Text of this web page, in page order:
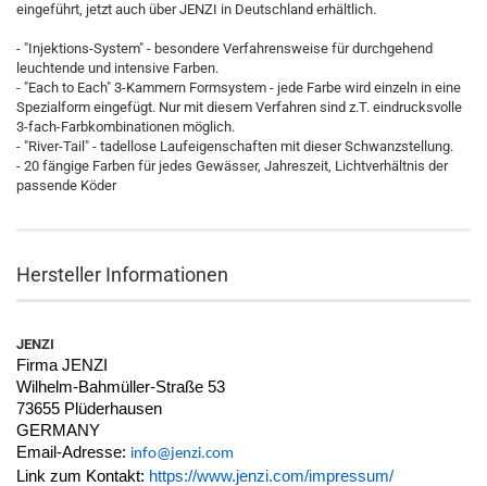
eingeführt, jetzt auch über JENZI in Deutschland erhältlich.
- "Injektions-System" - besondere Verfahrensweise für durchgehend
leuchtende und intensive Farben.
- "Each to Each" 3-Kammern Formsystem - jede Farbe wird einzeln in eine
Spezialform eingefügt. Nur mit diesem Verfahren sind z.T. eindrucksvolle
3-fach-Farbkombinationen möglich.
- "River-Tail" - tadellose Laufeigenschaften mit dieser Schwanzstellung.
- 20 fängige Farben für jedes Gewässer, Jahreszeit, Lichtverhältnis der
passende Köder
Hersteller Informationen
JENZI
Firma JENZI
Wilhelm-Bahmüller-Straße 53
73655 Plüderhausen
GERMANY
Email-Adresse: info@jenzi.com
Link zum Kontakt: https://www.jenzi.com/impressum/